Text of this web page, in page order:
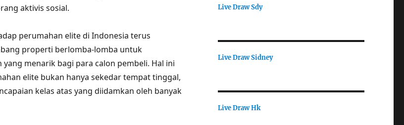
aktivis sosial.
perumahan elite di Indonesia terus
properti berlomba-lomba untuk
menarik bagi para calon pembeli. Hal ini
elite bukan hanya sekedar tempat tinggal,
kelas atas yang diidamkan oleh banyak
Live Draw Sdy
Live Draw Sidney
Live Draw Hk